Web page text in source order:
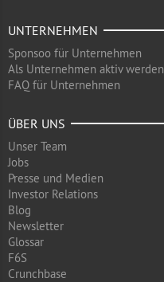
UNTERNEHMEN
Sponsoo für Unternehmen
Als Unternehmen aktiv werden
FAQ für Unternehmen
ÜBER UNS
Unser Team
Jobs
Presse und Medien
Investor Relations
Blog
Newsletter
Glossar
F6S
Crunchbase